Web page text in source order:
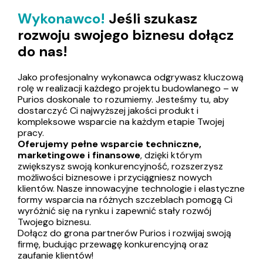
skuteczne kleje poliuretanowe do różnych
zastosowań, jak również udoskonalone formulacje
dla materiałów termoizolacyjnych.
Wykonawco! Jeśli szukasz
rozwoju swojego biznesu dołącz
do nas!
Jako profesjonalny wykonawca odgrywasz kluczową
rolę w realizacji każdego projektu budowlanego – w
Purios doskonale to rozumiemy. Jesteśmy tu, aby
dostarczyć Ci najwyższej jakości produkt i
kompleksowe wsparcie na każdym etapie Twojej
pracy.
Oferujemy pełne wsparcie techniczne,
marketingowe i finansowe, dzięki którym
zwiększysz swoją konkurencyjność, rozszerzysz
możliwości biznesowe i przyciągniesz nowych
klientów. Nasze innowacyjne technologie i elastyczne
formy wsparcia na różnych szczeblach pomogą Ci
wyróżnić się na rynku i zapewnić stały rozwój
Twojego biznesu.
Dołącz do grona partnerów Purios i rozwijaj swoją
firmę, budując przewagę konkurencyjną oraz
zaufanie klientów!